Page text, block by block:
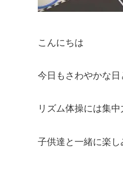
こんにちは
今日もさわやかな日
リズム体操には集
子供達と一緒に楽し